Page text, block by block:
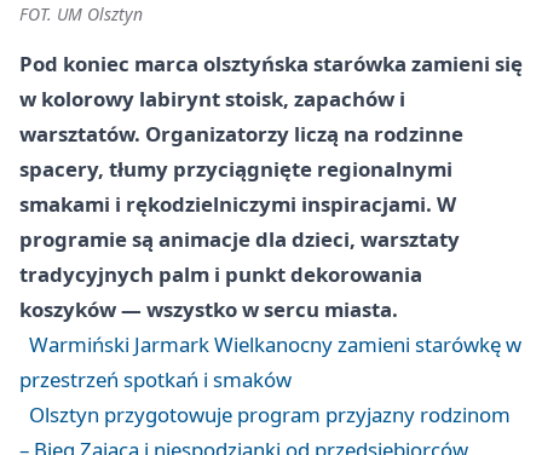
FOT. UM Olsztyn
Pod koniec marca olsztyńska starówka zamieni się
w kolorowy labirynt stoisk, zapachów i
warsztatów. Organizatorzy liczą na rodzinne
spacery, tłumy przyciągnięte regionalnymi
smakami i rękodzielniczymi inspiracjami. W
programie są animacje dla dzieci, warsztaty
tradycyjnych palm i punkt dekorowania
koszyków — wszystko w sercu miasta.
Warmiński Jarmark Wielkanocny zamieni starówkę w
przestrzeń spotkań i smaków
Olsztyn przygotowuje program przyjazny rodzinom